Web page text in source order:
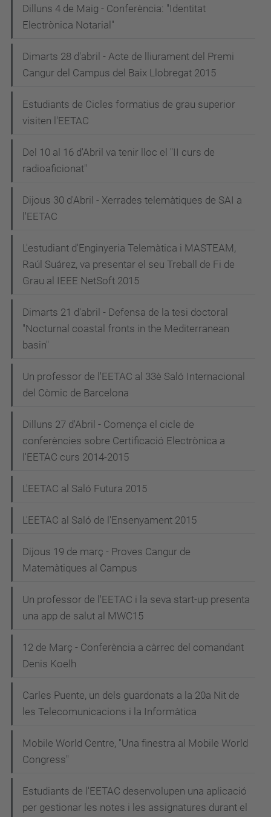
Dilluns 4 de Maig - Conferència: "Identitat
Electrònica Notarial"
Dimarts 28 d'abril - Acte de lliurament del Premi
Cangur del Campus del Baix Llobregat 2015
Estudiants de Cicles formatius de grau superior
visiten l'EETAC
Del 10 al 16 d'Abril va tenir lloc el "II curs de
radioaficionat"
Dijous 30 d'Abril - Xerrades telemàtiques de SAI a
l'EETAC
L'estudiant d'Enginyeria Telemàtica i MASTEAM,
Raúl Suárez, va presentar el seu Treball de Fi de
Grau al IEEE NetSoft 2015
Dimarts 21 d'abril - Defensa de la tesi doctoral
"Nocturnal coastal fronts in the Mediterranean
basin"
Un professor de l'EETAC al 33è Saló Internacional
del Còmic de Barcelona
Dilluns 27 d'Abril - Comença el cicle de
conferències sobre Certificació Electrònica a
l'EETAC curs 2014-2015
L'EETAC al Saló Futura 2015
L'EETAC al Saló de l'Ensenyament 2015
Dijous 19 de març - Proves Cangur de
Matemàtiques al Campus
Un professor de l'EETAC i la seva start-up presenta
una app de salut al MWC15
12 de Març - Conferència a càrrec del comandant
Denis Koelh
Carles Puente, un dels guardonats a la 20a Nit de
les Telecomunicacions i la Informàtica
Mobile World Centre, "Una finestra al Mobile World
Congress"
Estudiants de l'EETAC desenvolupen una aplicació
per gestionar les notes i les assignatures durant el